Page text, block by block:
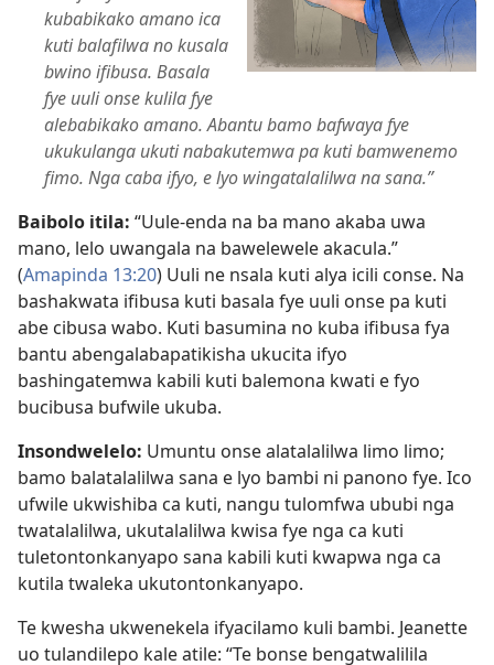
kubabikako amano ica
kuti balafilwa no kusala
bwino ifibusa. Basala
fye uuli onse kulila fye
alebabikako amano. Abantu bamo bafwaya fye
ukukulanga ukuti nabakutemwa pa kuti bamwenemo
fimo. Nga caba ifyo, e lyo wingatalalilwa na sana.”
Baibolo itila: “Uule-enda na ba mano akaba uwa
mano, lelo uwangala na bawelewele akacula.”
(Amapinda 13:20) Uuli ne nsala kuti alya icili conse. Na
bashakwata ifibusa kuti basala fye uuli onse pa kuti
abe cibusa wabo. Kuti basumina no kuba ifibusa fya
bantu abengalabapatikisha ukucita ifyo
bashingatemwa kabili kuti balemona kwati e fyo
bucibusa bufwile ukuba.
Insondwelelo: Umuntu onse alatalalilwa limo limo;
bamo balatalalilwa sana e lyo bambi ni panono fye. Ico
ufwile ukwishiba ca kuti, nangu tulomfwa ububi nga
twatalalilwa, ukutalalilwa kwisa fye nga ca kuti
tuletontonkanyapo sana kabili kuti kwapwa nga ca
kutila twaleka ukutontonkanyapo.
Te kwesha ukwenekela ifyacilamo kuli bambi. Jeanette
uo tulandilepo kale atile: “Te bonse bengatwalilila